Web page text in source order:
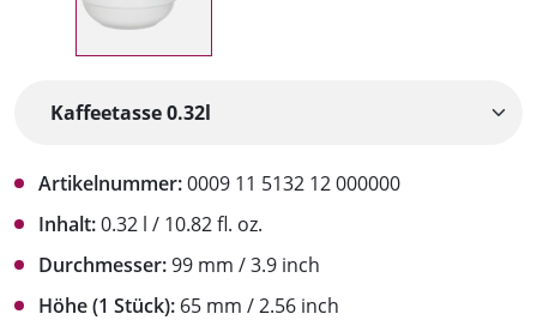
Artikelnummer:0009 11 5132 12 000000
Inhalt:0.32 l / 10.82 fl. oz.
Durchmesser:99 mm / 3.9 inch
Höhe (1 Stück): 65 mm / 2.56 inch